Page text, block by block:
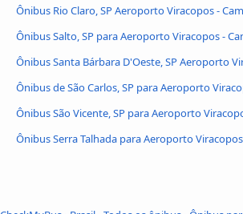
Ônibus Rio Claro, SP Aeroporto Viracopos -
Ônibus Salto, SP para Aeroporto Viracopos -
Ônibus Santa Bárbara D'Oeste, SP Aeroporto
Ônibus de São Carlos, SP para Aeroporto
Ônibus São Vicente, SP para Aeroporto
Ônibus Serra Talhada para Aeroporto